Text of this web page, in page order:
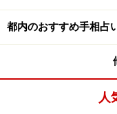
8位：いて座
れ）
2024年5月13日の運
都内のおすすめ手相占
人